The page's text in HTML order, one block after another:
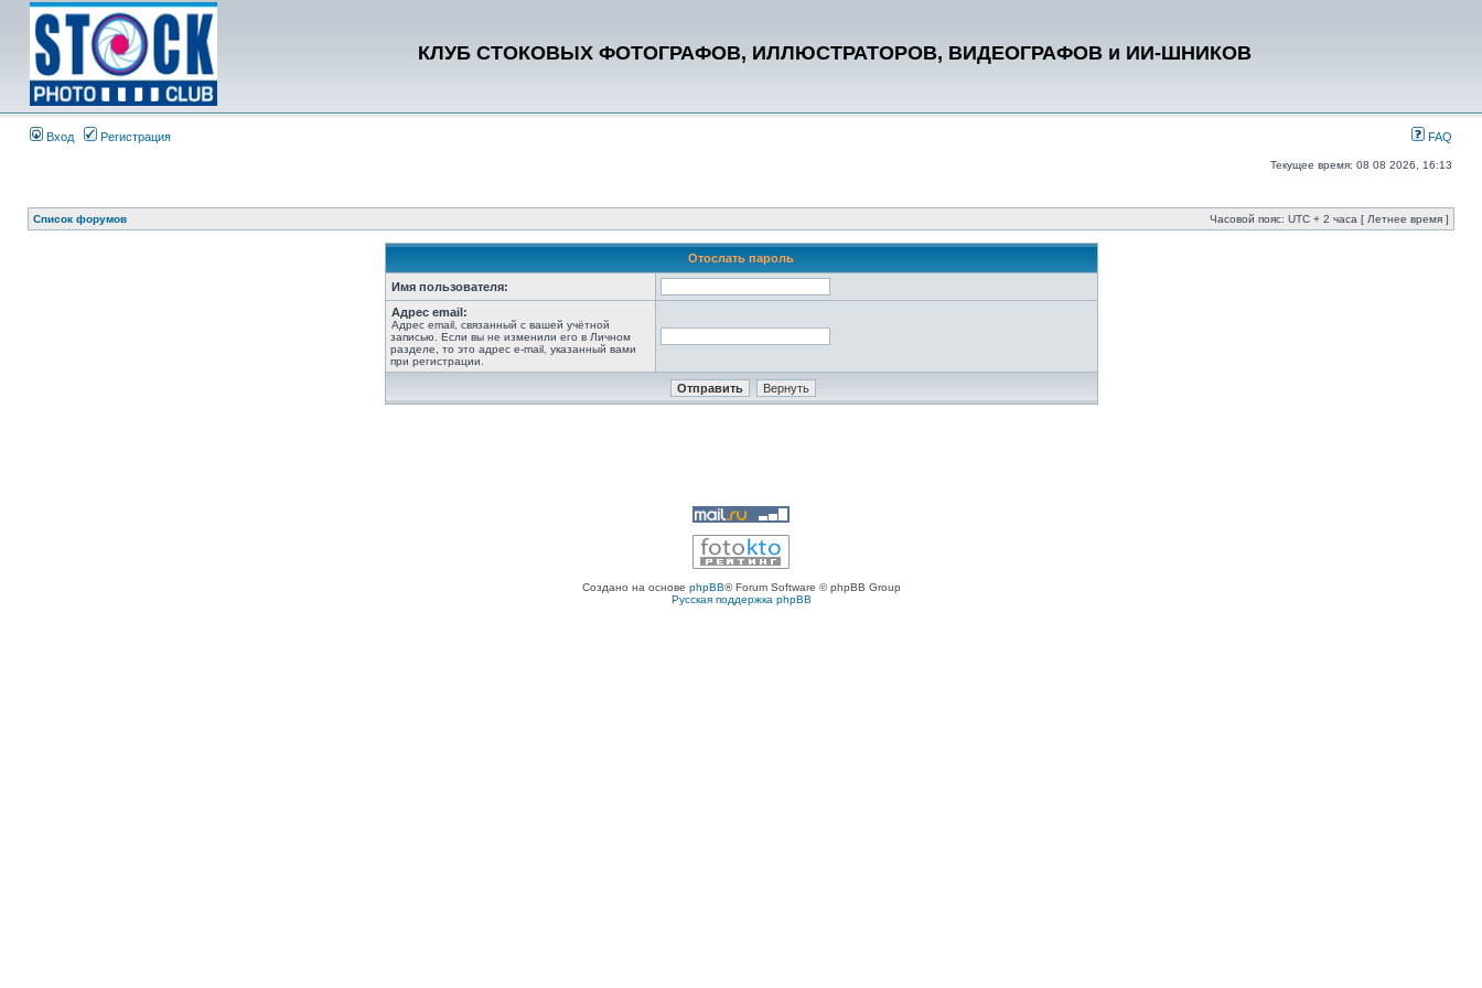
КЛУБ СТОКОВЫХ ФОТОГРАФОВ, ИЛЛЮСТРАТОРОВ, ВИДЕОГРАФОВ и ИИ-ШНИКОВ
Вход Регистрация FAQ
Текущее время: 08 08 2026, 16:13
Список форумов Часовой пояс: UTC + 2 часа [ Летнее время ]
Отослать пароль
Имя пользователя:
Адрес email:
Адрес email, связанный с вашей учётной
записью. Если вы не изменили его в Личном
разделе, то это адрес e-mail, указанный вами
при регистрации.
Создано на основе phpBB® Forum Software © phpBB Group
Русская поддержка phpBB